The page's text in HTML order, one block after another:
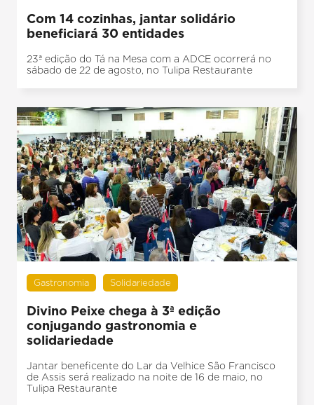
Com 14 cozinhas, jantar solidário
beneficiará 30 entidades
23ª edição do Tá na Mesa com a ADCE ocorrerá no
sábado de 22 de agosto, no Tulipa Restaurante
Gastronomia Solidariedade
Divino Peixe chega à 3ª edição
conjugando gastronomia e
solidariedade
Jantar beneficente do Lar da Velhice São Francisco
de Assis será realizado na noite de 16 de maio, no
Tulipa Restaurante